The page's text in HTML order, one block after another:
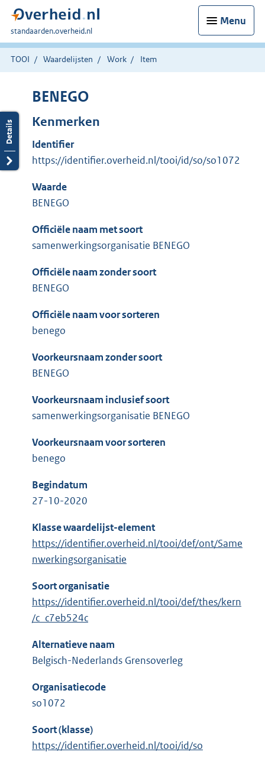
Menu
U
bent
hier:
standaarden.overheid.nl
TOOI Waardelijsten Work Item
BENEGO
Kenmerken
Identifier
https://identifier.overheid.nl/tooi/id/so/so1072
Waarde
BENEGO
Officiële naam met soort
samenwerkingsorganisatie BENEGO
Officiële naam zonder soort
BENEGO
Officiële naam voor sorteren
benego
Voorkeursnaam zonder soort
BENEGO
Voorkeursnaam inclusief soort
samenwerkingsorganisatie BENEGO
Voorkeursnaam voor sorteren
benego
Begindatum
27-10-2020
Klasse waardelijst-element
https://identifier.overheid.nl/tooi/def/ont/Same
nwerkingsorganisatie
Soort organisatie
https://identifier.overheid.nl/tooi/def/thes/kern
/c_c7eb524c
Alternatieve naam
Belgisch-Nederlands Grensoverleg
Organisatiecode
so1072
Soort (klasse)
https://identifier.overheid.nl/tooi/id/so